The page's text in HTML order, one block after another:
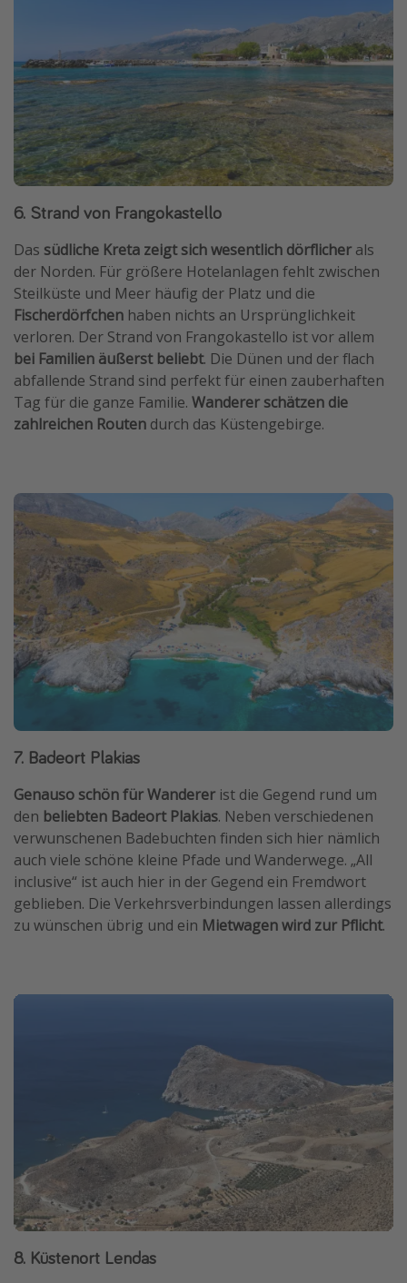
6. Strand von Frangokastello
Das südliche Kreta zeigt sich wesentlich dörflicher als
der Norden. Für größere Hotelanlagen fehlt zwischen
Steilküste und Meer häufig der Platz und die
Fischerdörfchen haben nichts an Ursprünglichkeit
verloren. Der Strand von Frangokastello ist vor allem
bei Familien äußerst beliebt. Die Dünen und der flach
abfallende Strand sind perfekt für einen zauberhaften
Tag für die ganze Familie. Wanderer schätzen die
zahlreichen Routen durch das Küstengebirge.
7. Badeort Plakias
Genauso schön für Wanderer ist die Gegend rund um
den beliebten Badeort Plakias. Neben verschiedenen
verwunschenen Badebuchten finden sich hier nämlich
auch viele schöne kleine Pfade und Wanderwege. „All
inclusive“ ist auch hier in der Gegend ein Fremdwort
geblieben. Die Verkehrsverbindungen lassen allerdings
zu wünschen übrig und ein Mietwagen wird zur Pflicht.
8. Küstenort Lendas